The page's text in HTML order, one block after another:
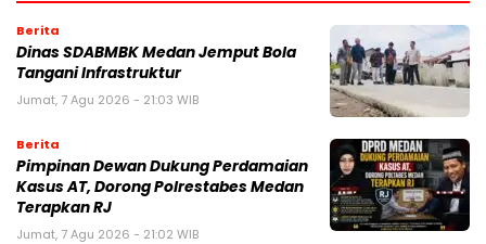
Berita
Dinas SDABMBK Medan Jemput Bola
Tangani Infrastruktur
Jumat, 7 Agu 2026 - 21:03 WIB
Berita
Pimpinan Dewan Dukung Perdamaian
Kasus AT, Dorong Polrestabes Medan
Terapkan RJ
Jumat, 7 Agu 2026 - 21:02 WIB